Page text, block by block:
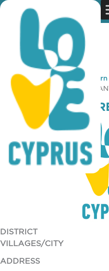
You are here: Home »Zypern
NEON FALIRON
NEON FALIRON
DISTRICT
VILLAGES/CITY
ADDRESS